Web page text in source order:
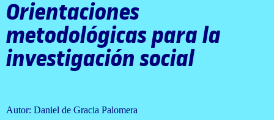
Orientaciones
metodológicas para la
investigación social
Autor: Daniel de Gracia Palomera